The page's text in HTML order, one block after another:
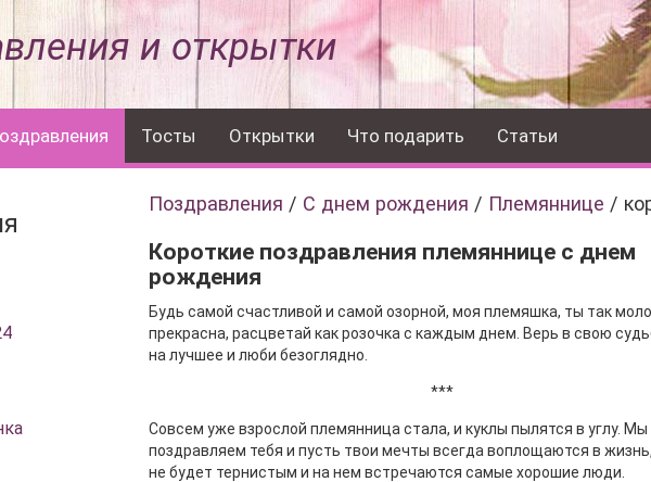
и открытки
Тосты Открытки Что подарить Статьи
Поздравления / С днем рождения / Племяннице /
Короткие поздравления племяннице с днем
рождения
Будь самой счастливой и самой озорной, моя племяшка, ты так
прекрасна, расцветай как розочка с каждым днем. Верь в свою
на лучшее и люби безоглядно.
***
Совсем уже взрослой племянница стала, и куклы пылятся в углу. Мы
поздравляем тебя и пусть твои мечты всегда воплощаются в
не будет тернистым и на нем встречаются самые хорошие люди.